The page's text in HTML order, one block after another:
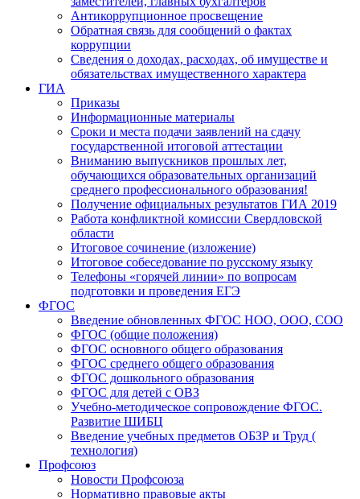
Антикоррупционное просвещение
Обратная связь для сообщений о фактах
коррупции
Сведения о доходах, расходах, об имуществе и
обязательствах имущественного характера
ГИА
Приказы
Информационные материалы
Сроки и места подачи заявлений на сдачу
государственной итоговой аттестации
Вниманию выпускников прошлых лет,
обучающихся образовательных организаций
среднего профессионального образования!
Получение официальных результатов ГИА 2019
Работа конфликтной комиссии Свердловской
области
Итоговое сочинение (изложение)
Итоговое собеседование по русскому языку
Телефоны «горячей линии» по вопросам
подготовки и проведения ЕГЭ
ФГОС
Введение обновленных ФГОС НОО, ООО, СОО
ФГОС (общие положения)
ФГОС основного общего образования
ФГОС среднего общего образования
ФГОС дошкольного образования
ФГОС для детей с ОВЗ
Учебно-методическое сопровождение ФГОС.
Развитие ШИБЦ
Введение учебных предметов ОБЗР и Труд (
технология)
Профсоюз
Новости Профсоюза
Нормативно правовые акты